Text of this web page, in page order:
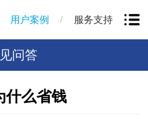
用户案例 / 服务支持
问答
什么省钱